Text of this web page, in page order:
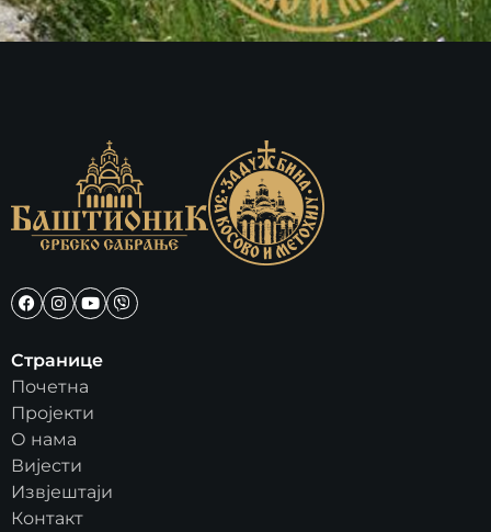
Странице
Почетна
Пројекти
О нама
Вијести
Извјештаји
Контакт